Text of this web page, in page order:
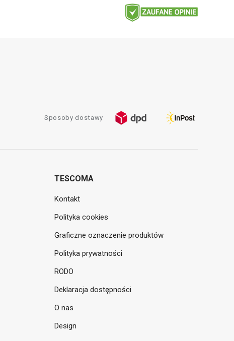
Sposoby dostawy
TESCOMA
Kontakt
Polityka cookies
Graficzne oznaczenie produktów
Polityka prywatności
RODO
Deklaracja dostępności
O nas
Design